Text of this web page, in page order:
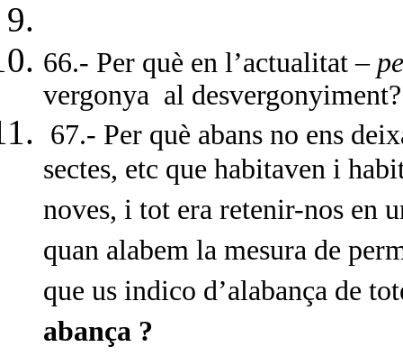
66.- Per què en l’actualitat –
vergonya al desvergonyiment?
67.- Per què abans no ens
sectes, etc que habitaven i
noves, i tot era retenir-nos en
quan alabem la mesura de
que us indico d’alabança de
abança ?